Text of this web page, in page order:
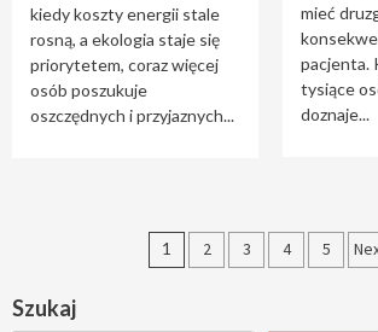
kiedy koszty energii stale
rosną, a ekologia staje się
priorytetem, coraz więcej
osób poszukuje
oszczędnych i przyjaznych...
mieć
pacjenta.
tysiące
doznaje...
1 2 3 4 5
Szukaj